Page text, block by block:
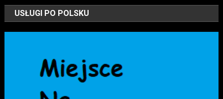
USŁUGI PO POLSKU